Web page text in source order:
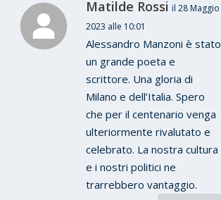
Matilde Rossi il 28 Maggio
2023 alle 10:01
Alessandro Manzoni è stato
un grande poeta e
scrittore. Una gloria di
Milano e dell’Italia. Spero
che per il centenario venga
ulteriormente rivalutato e
celebrato. La nostra cultura
e i nostri politici ne
trarrebbero vantaggio.